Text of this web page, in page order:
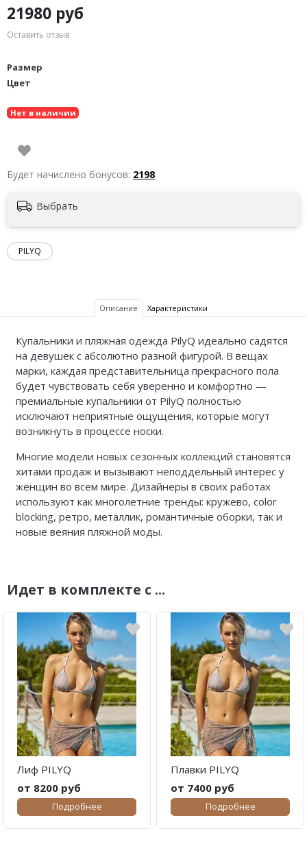
21980 руб
Оставить отзыв
Размер
Цвет
Нет в наличии
Будет начислено бонусов: 2198
Выбрать
PILYQ
Описание Характеристики
Купальники и пляжная одежда PilyQ идеально садятся
на девушек с абсолютно разной фигурой. В вещах
марки, каждая представительница прекрасного пола
будет чувствовать себя уверенно и комфортно —
премиальные купальники от PilyQ полностью
исключают неприятные ощущения, которые могут
возникнуть в процессе носки.
Многие модели новых сезонных коллекций становятся
хитами продаж и вызывают неподдельный интерес у
женщин во всем мире. Дизайнеры в своих работах
используют как многолетние тренды: кружево, color
blocking, ретро, металлик, романтичные оборки, так и
новые веяния пляжной моды.
Идет в комплекте с ...
Лиф PILYQ
от 8200 руб
Подробнее
Плавки PILYQ
от 7400 руб
Подробнее